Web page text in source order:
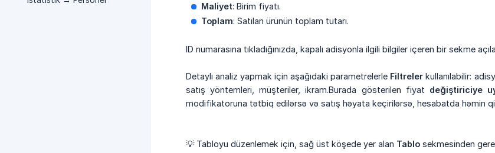
Maliyet: Birim fiyatı.
Toplam: Satılan ürünün toplam tutarı.
ID numarasına tıkladığınızda, kapalı adisyonla ilgili bilgiler içeren bir sekme
Detaylı analiz yapmak için aşağıdaki parametrelerle Filtreler kullanılabilir:
satış yöntemleri, müşteriler, ikram.Burada gösterilen fiyat değiştiriciye
modifikatoruna tətbiq edilərsə və satış həyata keçirilərsə, hesabatda həmin
💡 Tabloyu düzenlemek için, sağ üst köşede yer alan Tablo sekmesinden